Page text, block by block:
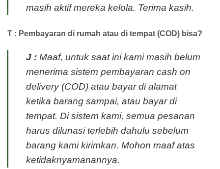
masih aktif mereka kelola. Terima kasih.
T : Pembayaran di rumah atau di tempat (COD) bisa?
J : Maaf, untuk saat ini kami masih belum
menerima sistem pembayaran cash on
delivery(COD) atau bayar di alamat
ketika barang sampai, atau bayar di
tempat. Di sistem kami, semua pesanan
harus dilunasi terlebih dahulu sebelum
barang kami kirimkan. Mohon maaf atas
ketidaknyamanannya.